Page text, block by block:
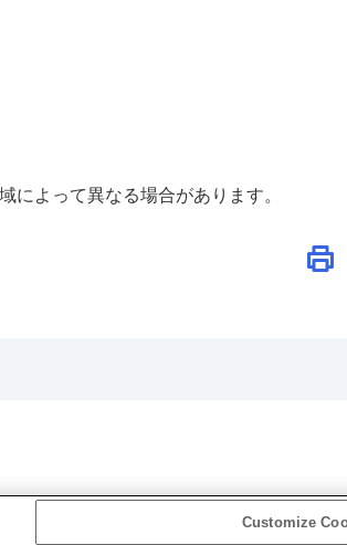
によって異なる場合があります。
Customize